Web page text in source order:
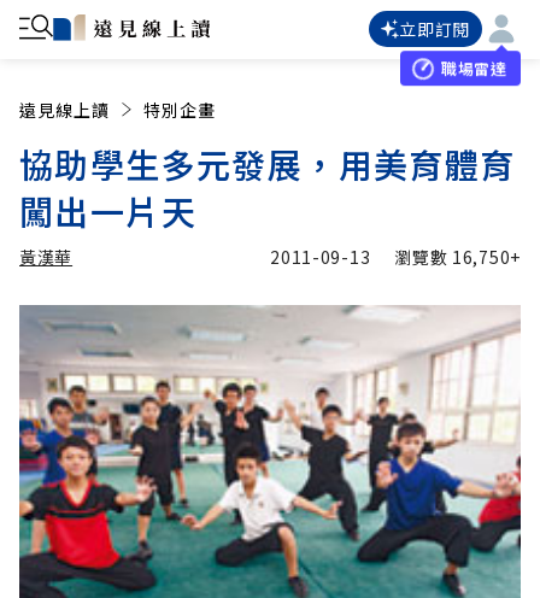
立即訂閱
職場雷達
遠見線上讀 特別企畫
協助學生多元發展，用美育體育
闖出一片天
黃漢華
黃漢華 加入追蹤
2011-09-13 瀏覽數 16,750+